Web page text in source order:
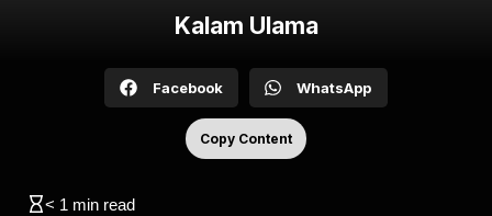
Kalam Ulama
Facebook WhatsApp
Copy Content
< 1 min read